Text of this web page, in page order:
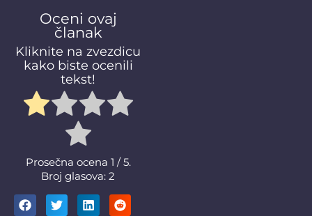
Oceni ovaj
članak
Kliknite na zvezdicu
kako biste ocenili
tekst!
Prosečna ocena 1 / 5.
Broj glasova: 2